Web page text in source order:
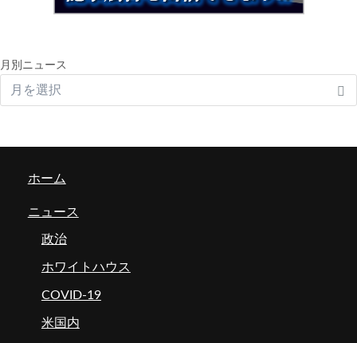
月別ニュース
ホーム
ニュース
政治
ホワイトハウス
COVID-19
米国内